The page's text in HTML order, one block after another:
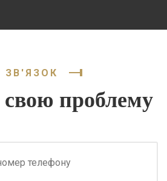
ЗВ'ЯЗОК
проблему